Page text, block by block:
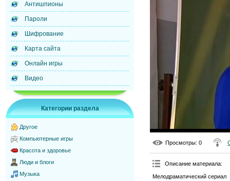
Антишпионы
Пароли
Шифрование
Карта сайта
Онлайн игры
Видео
Категории раздела
Другое
Компьютерные игры
Красота и здоровье
Люди и блоги
Музыка
Просмотры: 0
Описание материала:
Мелодраматический сериал